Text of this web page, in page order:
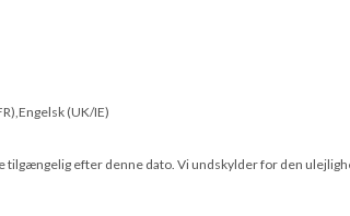
(UK/IE)
efter denne dato. Vi undskylder for den